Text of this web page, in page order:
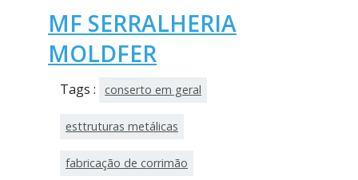
MF SERRALHERIA
MOLDFER
Tags : conserto em geral
esttruturas metálicas
fabricação de corrimão